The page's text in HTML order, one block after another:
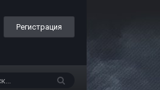
Регистрация